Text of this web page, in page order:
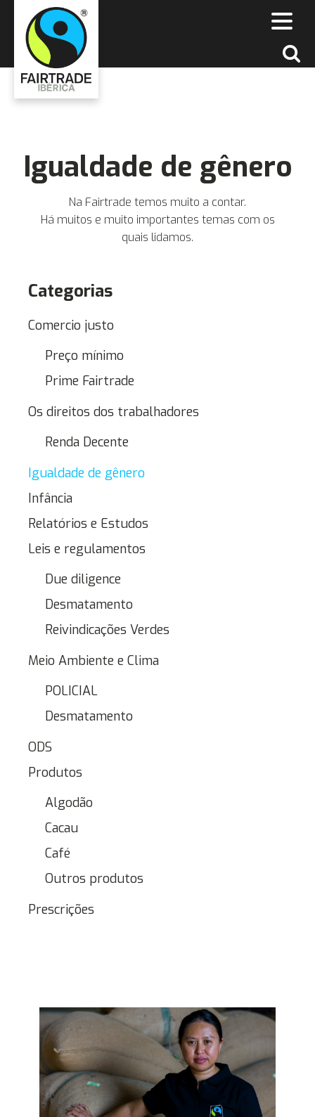
Igualdade de gênero
Na Fairtrade temos muito a contar.
Há muitos e muito importantes temas com os
quais lidamos.
Categorias
Comercio justo
Preço mínimo
Prime Fairtrade
Os direitos dos trabalhadores
Renda Decente
Igualdade de gênero
Infância
Relatórios e Estudos
Leis e regulamentos
Due diligence
Desmatamento
Reivindicações Verdes
Meio Ambiente e Clima
POLICIAL
Desmatamento
ODS
Produtos
Algodão
Cacau
Café
Outros produtos
Prescrições